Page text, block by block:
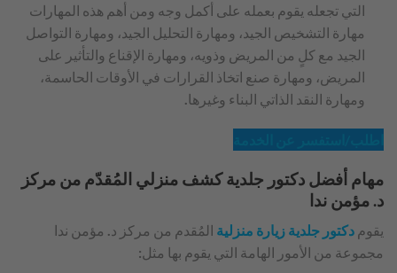
التي تجعله يقوم بعمله على أكمل وجه ومن أهم هذه المهارات
مهارة التشخيص الجيد، ومهارة التحليل الجيد، ومهارة التواصل
الجيد مع كلٍ من المريض وذويه، ومهارة الإقناع والتأثير على
المريض، ومهارة صنع اتخاذ القرارات في الأوقات الحاسمة،
ومهارة النقد الذاتي البناء وغيرها.
مهام أفضل دكتور جلدية كشف منزلي المُقدّم من مركز
د. مؤمن ندا
يقوم دكتور جلدية زيارة منزلية المُقدم من مركز د. مؤمن ندا
مجموعة من الأمور الهامة التي يقوم بها مثل: